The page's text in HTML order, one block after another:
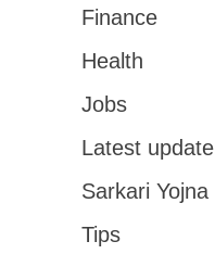
Finance
Health
Jobs
Latest update
Sarkari Yojna
Tips